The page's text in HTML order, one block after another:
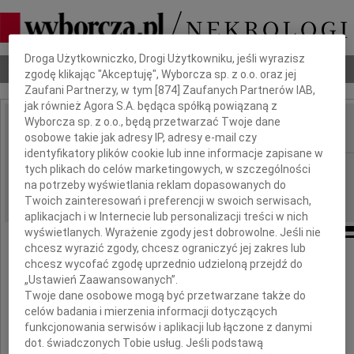
Nekrologi Odeszli Poradnik pogrzebowy
IMIĘ I NAZWISKO:
REGION: cała Polska
DATA EMISJI: 13.05.2026
Michał,
Dbamy o Twoją prywatność
Droga Użytkowniczko, Drogi Użytkowniku, jeśli wyrazisz
zgodę klikając "Akceptuję", Wyborcza sp. z o.o. oraz jej
Zaufani Partnerzy, w tym [874 ] Zaufanych Partnerów IAB,
jak również Agora S.A. będąca spółką powiązaną z
Wyborcza sp. z o.o., będą przetwarzać Twoje dane
osobowe takie jak adresy IP, adresy e-mail czy
identyfikatory plików cookie lub inne informacje zapisane w
tych plikach do celów marketingowych, w szczególności
na potrzeby wyświetlania reklam dopasowanych do
Twoich zainteresowań i preferencji w swoich serwisach,
aplikacjach i w Internecie lub personalizacji treści w nich
wyświetlanych. Wyrażenie zgody jest dobrowolne. Jeśli nie
chcesz wyrazić zgody, chcesz ograniczyć jej zakres lub
chcesz wycofać zgodę uprzednio udzieloną przejdź do
„Ustawień Zaawansowanych”.
Twoje dane osobowe mogą być przetwarzane także do
celów badania i mierzenia informacji dotyczących
funkcjonowania serwisów i aplikacji lub łączone z danymi
dot. świadczonych Tobie usług. Jeśli podstawą